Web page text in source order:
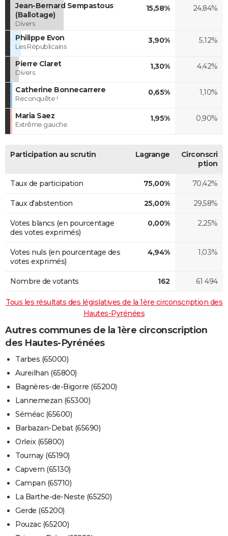
Jean-Bernard Sempastous
(Ballotage)
Divers
15,58% 24,84%
Philippe Evon
Les Républicains
3,90% 5,12%
Pierre Claret
Divers
1,30% 4,42%
Catherine Bonnecarrere
Reconquête !
0,65% 1,10%
Maria Saez
Extrême gauche
1,95% 0,90%
Participation au scrutin Lagrange
Circonscri
ption
Taux de participation 75,00% 70,42%
Taux d'abstention 25,00% 29,58%
Votes blancs (en pourcentage
des votes exprimés)
0,00% 2,25%
Votes nuls (en pourcentage des
votes exprimés)
4,94% 1,03%
Nombre de votants 162 61 494
Tous les résultats des législatives de la 1ère circonscription des
Hautes-Pyrénées
Autres communes de la 1ère circonscription
des Hautes-Pyrénées
Tarbes (65000)
Aureilhan (65800)
Bagnères-de-Bigorre (65200)
Lannemezan (65300)
Séméac (65600)
Barbazan-Debat (65690)
Orleix (65800)
Tournay (65190)
Capvern (65130)
Campan (65710)
La Barthe-de-Neste (65250)
Gerde (65200)
Pouzac (65200)